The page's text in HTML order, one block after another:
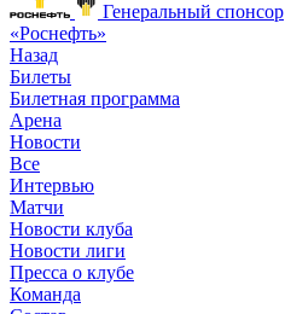
Генеральный спонсор
«Роснефть»
Назад
Билеты
Билетная программа
Арена
Новости
Все
Интервью
Матчи
Новости клуба
Новости лиги
Пресса о клубе
Команда